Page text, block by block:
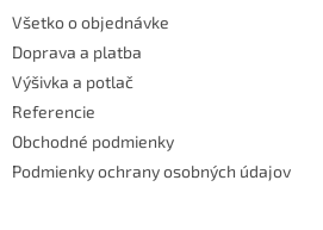
i
Všetko o objednávke
Doprava a platba
Výšivka a potlač
Referencie
Obchodné podmienky
Podmienky ochrany osobných údajov